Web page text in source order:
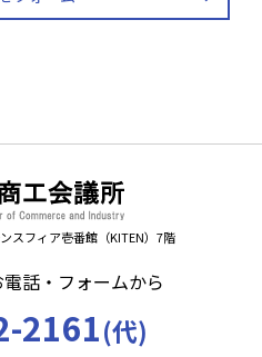
スフィア壱番館（KITEN）7階
話・フォームから
2161(代)